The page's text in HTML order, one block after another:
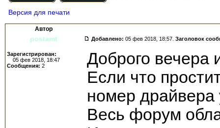
Версия для печати
Автор
postamt Добавлено: 05 фев 2018, 18:57. Заголовок
Зарегистрирован:
05 фев 2018, 18:47
Сообщения: 2
Доброго вечера
Если что
номер драйвера
Весь форум